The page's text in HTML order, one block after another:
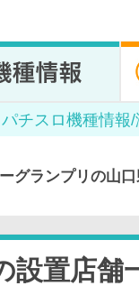
チスロ機種情報
グランプリの山
設置店舗